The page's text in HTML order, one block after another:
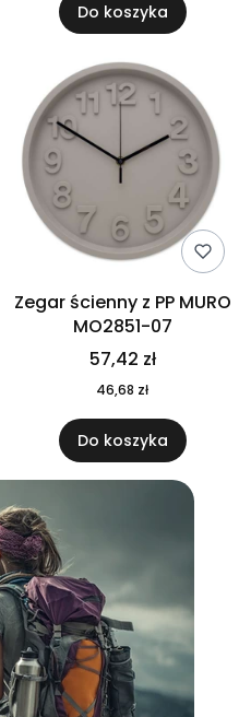
Do koszyka
Zegar ścienny z PP MURO
MO2851-07
57,42 zł
46,68 zł
Do koszyka